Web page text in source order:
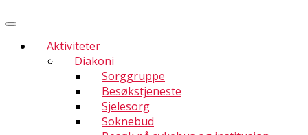
Aktiviteter
Diakoni
Sorggruppe
Besøkstjeneste
Sjelesorg
Soknebud